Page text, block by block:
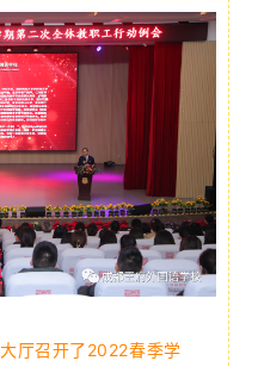
厅召开了2022春季学